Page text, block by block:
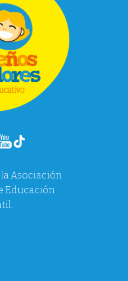
Asociación
Educación